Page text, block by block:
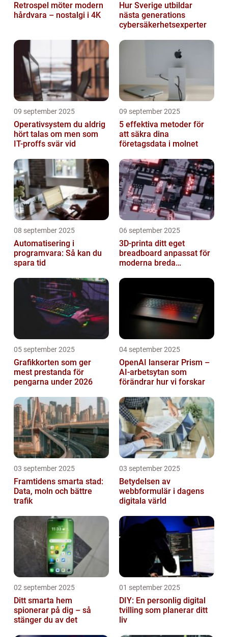
Retrospel möter modern
hårdvara – nostalgi i 4K
Hur Sverige utbildar
nästa generations
cybersäkerhetsexperter
09 september 2025
Operativsystem du aldrig
hört talas om men som
IT-proffs svär vid
09 september 2025
5 effektiva metoder för
att säkra dina
företagsdata i molnet
08 september 2025
Automatisering i
programvara: Så kan du
spara tid
06 september 2025
3D-printa ditt eget
breadboard anpassat för
moderna breda
05 september 2025
Grafikkorten som ger
mest prestanda för
pengarna under 2026
04 september 2025
OpenAI lanserar Prism –
AI-arbetsytan som
förändrar hur vi forskar
03 september 2025
Framtidens smarta stad:
Data, moln och bättre
trafik
03 september 2025
Betydelsen av
webbformulär i dagens
digitala värld
02 september 2025
Ditt smarta hem
spionerar på dig – så
stänger du av det
01 september 2025
DIY: En personlig digital
tvilling som planerar ditt
liv